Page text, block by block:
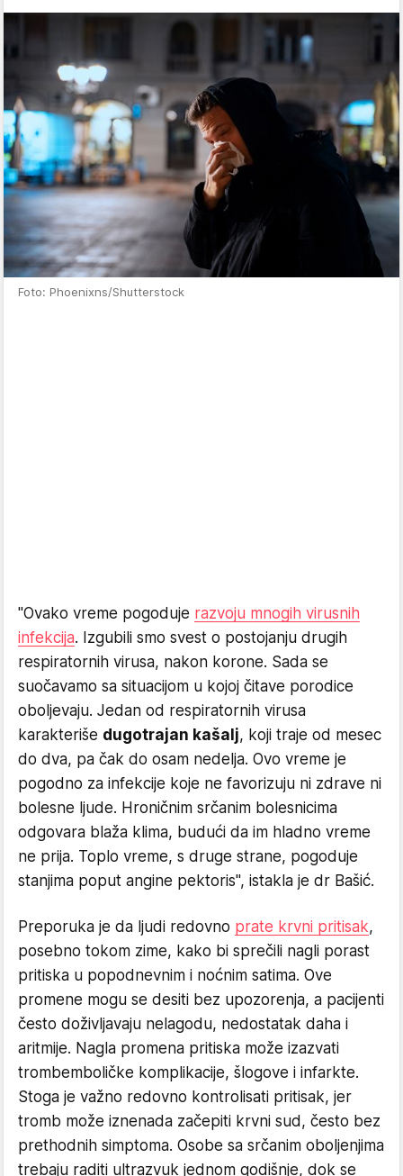
Foto: Phoenixns/Shutterstock
"Ovako vreme pogoduje razvoju mnogih virusnih
infekcija. Izgubili smo svest o postojanju drugih
respiratornih virusa, nakon korone. Sada se
suočavamo sa situacijom u kojoj čitave porodice
oboljevaju. Jedan od respiratornih virusa
karakteriše dugotrajan kašalj, koji traje od mesec
do dva, pa čak do osam nedelja. Ovo vreme je
pogodno za infekcije koje ne favorizuju ni zdrave ni
bolesne ljude. Hroničnim srčanim bolesnicima
odgovara blaža klima, budući da im hladno vreme
ne prija. Toplo vreme, s druge strane, pogoduje
stanjima poput angine pektoris", istakla je dr Bašić.
Preporuka je da ljudi redovno prate krvni pritisak,
posebno tokom zime, kako bi sprečili nagli porast
pritiska u popodnevnim i noćnim satima. Ove
promene mogu se desiti bez upozorenja, a pacijenti
često doživljavaju nelagodu, nedostatak daha i
aritmije. Nagla promena pritiska može izazvati
trombemboličke komplikacije, šlogove i infarkte.
Stoga je važno redovno kontrolisati pritisak, jer
tromb može iznenada začepiti krvni sud, često bez
prethodnih simptoma. Osobe sa srčanim oboljenjima
trebaju raditi ultrazvuk jednom godišnje, dok se